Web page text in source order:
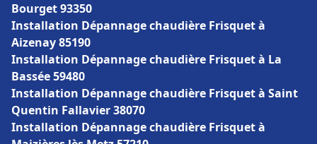
Bourget 93350
Installation Dépannage chaudière Frisquet à
Aizenay 85190
Installation Dépannage chaudière Frisquet à La
Bassée 59480
Installation Dépannage chaudière Frisquet à Saint
Quentin Fallavier 38070
Installation Dépannage chaudière Frisquet à